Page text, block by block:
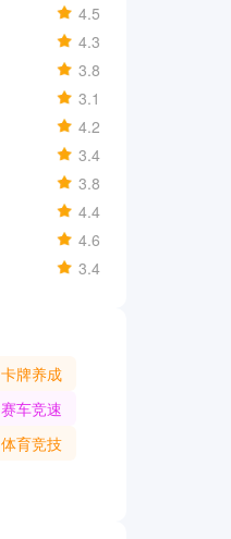
4.5
4.3
3.8
3.1
4.2
3.4
3.8
4.4
4.6
3.4
卡牌养成
赛车竞速
体育竞技